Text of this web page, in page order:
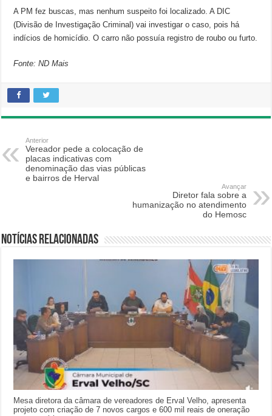
A PM fez buscas, mas nenhum suspeito foi localizado. A DIC
(Divisão de Investigação Criminal) vai investigar o caso, pois há
indícios de homicídio. O carro não possuía registro de roubo ou furto.
Fonte: ND Mais
Anterior
Vereador pede a colocação de
placas indicativas com
denominação das vias públicas
e bairros de Herval
Avançar
Diretor fala sobre a
humanização no atendimento
do Hemosc
Notícias relacionadas
Mesa diretora da câmara de vereadores de Erval Velho, apresenta
projeto com criação de 7 novos cargos e 600 mil reais de oneração